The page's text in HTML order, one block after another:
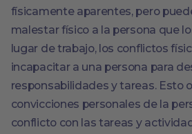
físicamente aparentes, pero
malestar físico a la persona que
lugar de trabajo, los conflictos
incapacitar a una persona para
responsabilidades y tareas. Esto
convicciones personales de la
conflicto con las tareas y